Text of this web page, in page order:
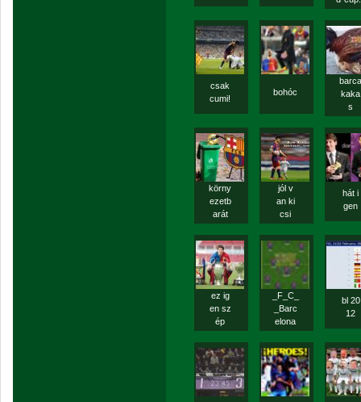
csak
cumi!
bohóc
barca
kaka
s
körny
ezetb
arát
jól v
an ki
csi
hát i
gen
ez ig
en sz
ép
_F_C_
_Barc
elona
bl 20
12